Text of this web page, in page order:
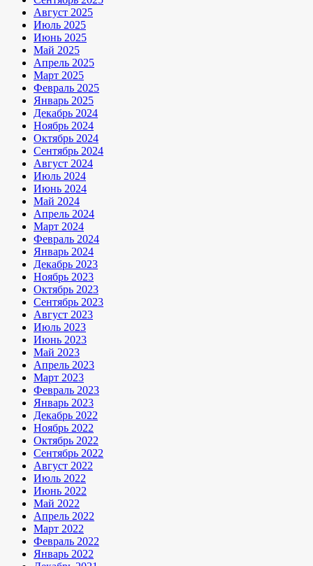
Август 2025
Июль 2025
Июнь 2025
Май 2025
Апрель 2025
Март 2025
Февраль 2025
Январь 2025
Декабрь 2024
Ноябрь 2024
Октябрь 2024
Сентябрь 2024
Август 2024
Июль 2024
Июнь 2024
Май 2024
Апрель 2024
Март 2024
Февраль 2024
Январь 2024
Декабрь 2023
Ноябрь 2023
Октябрь 2023
Сентябрь 2023
Август 2023
Июль 2023
Июнь 2023
Май 2023
Апрель 2023
Март 2023
Февраль 2023
Январь 2023
Декабрь 2022
Ноябрь 2022
Октябрь 2022
Сентябрь 2022
Август 2022
Июль 2022
Июнь 2022
Май 2022
Апрель 2022
Март 2022
Февраль 2022
Январь 2022